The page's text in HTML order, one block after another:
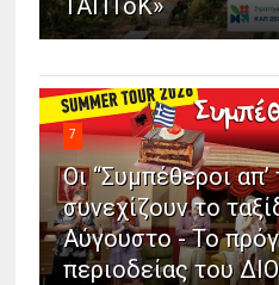
7
Οι “Συμπέθεροι απ’
συνεχίζουν το
Αύγουστο - Το
περιοδείας του